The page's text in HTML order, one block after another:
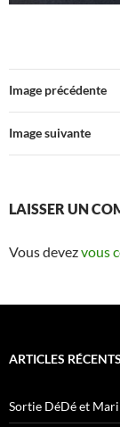
Image précédente
Image suivante
LAISSER UN
Vous devezvous
ARTICLES RÉCENTS
Sortie DéDé et